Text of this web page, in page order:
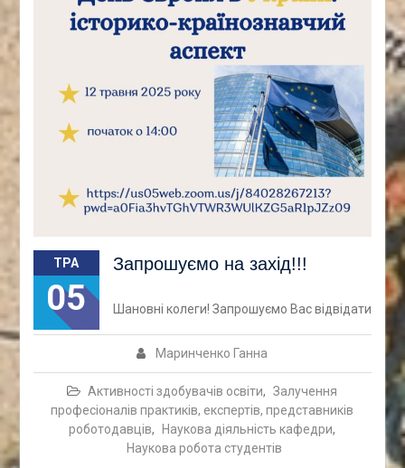
ТРА
05
Запрошуємо на захід!!!
Маринченко Ганна
Активності здобувачів освіти, Залучення
професіоналів практиків, експертів, представників
роботодавців, Наукова діяльність кафедри,
Наукова робота студентів
Шановні колеги! Запрошуємо Вас відвідати